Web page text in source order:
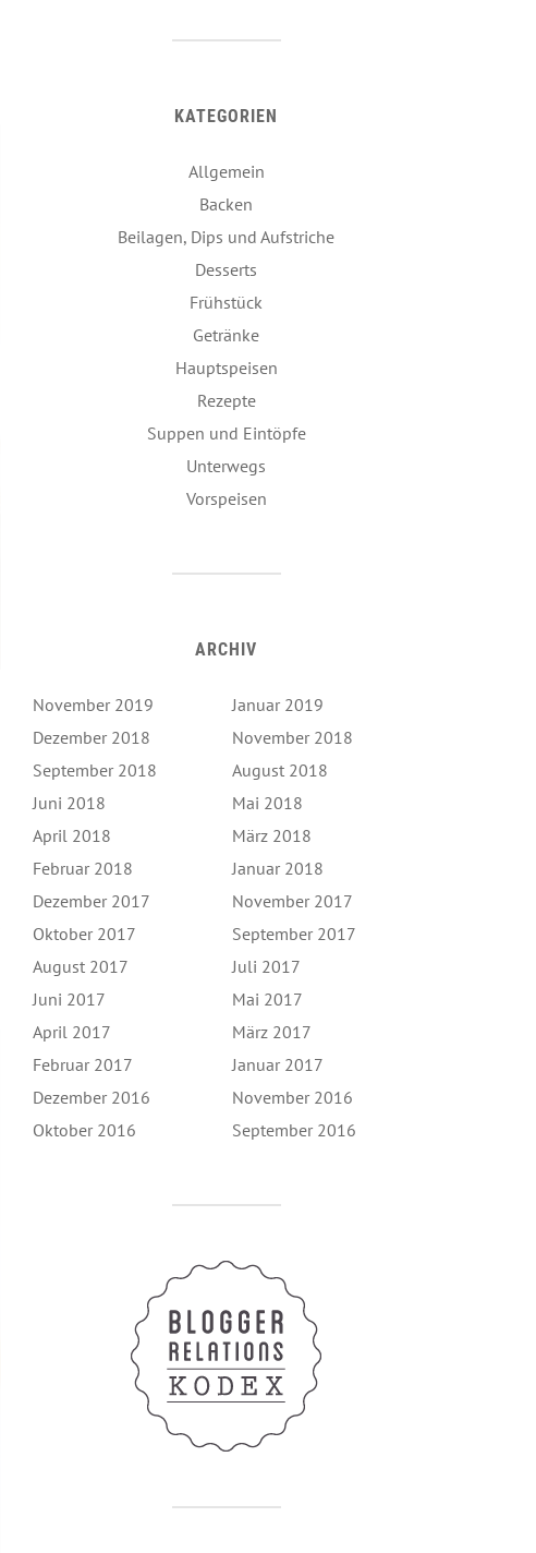
KATEGORIEN
Allgemein
Backen
Beilagen, Dips und Aufstriche
Desserts
Frühstück
Getränke
Hauptspeisen
Rezepte
Suppen und Eintöpfe
Unterwegs
Vorspeisen
ARCHIV
November 2019
Januar 2019
Dezember 2018
November 2018
September 2018
August 2018
Juni 2018
Mai 2018
April 2018
März 2018
Februar 2018
Januar 2018
Dezember 2017
November 2017
Oktober 2017
September 2017
August 2017
Juli 2017
Juni 2017
Mai 2017
April 2017
März 2017
Februar 2017
Januar 2017
Dezember 2016
November 2016
Oktober 2016
September 2016